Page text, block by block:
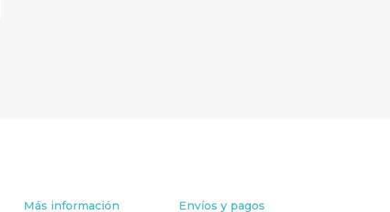
Más información Envíos y pagos